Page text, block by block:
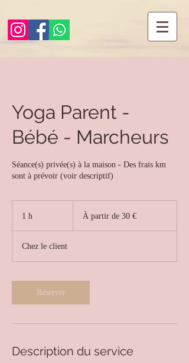
Yoga Parent -
Bébé - Marcheurs
Séance(s) privée(s) à la maison - Des frais km
sont à prévoir (voir descriptif)
1 h
partir
euros
À partir de 30 €
Chez le client
Réserver
Description du service